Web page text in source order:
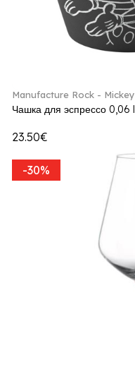
Manufacture Rock -
Чашка для эспрессо 0,06 l
23.50€
-30%